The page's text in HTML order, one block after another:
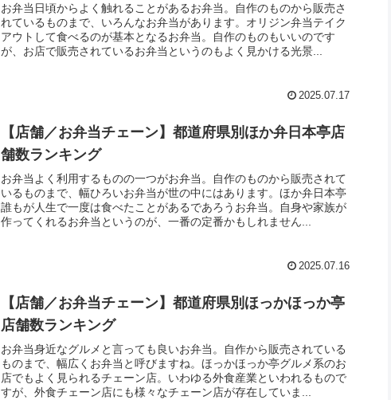
お弁当日頃からよく触れることがあるお弁当。自作のものから販売さ
れているものまで、いろんなお弁当があります。オリジン弁当テイク
アウトして食べるのが基本となるお弁当。自作のものもいいのです
が、お店で販売されているお弁当というのもよく見かける光景...
2025.07.17
【店舗／お弁当チェーン】都道府県別ほか弁日本亭店
舗数ランキング
お弁当よく利用するものの一つがお弁当。自作のものから販売されて
いるものまで、幅ひろいお弁当が世の中にはあります。ほか弁日本亭
誰もが人生で一度は食べたことがあるであろうお弁当。自身や家族が
作ってくれるお弁当というのが、一番の定番かもしれません...
2025.07.16
【店舗／お弁当チェーン】都道府県別ほっかほっか亭
店舗数ランキング
お弁当身近なグルメと言っても良いお弁当。自作から販売されている
ものまで、幅広くお弁当と呼びますね。ほっかほっか亭グルメ系のお
店でもよく見られるチェーン店。いわゆる外食産業といわれるもので
すが、外食チェーン店にも様々なチェーン店が存在していま...